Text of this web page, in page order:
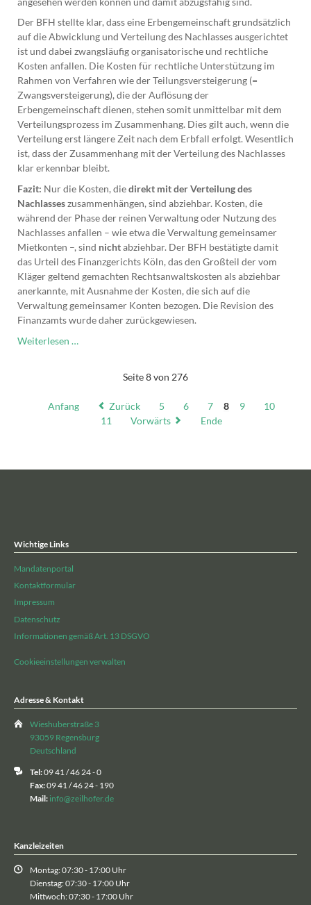
Der BFH stellte klar, dass eine Erbengemeinschaft grundsätzlich
auf die Abwicklung und Verteilung des Nachlasses ausgerichtet
ist und dabei zwangsläufig organisatorische und rechtliche
Kosten anfallen. Die Kosten für rechtliche Unterstützung im
Rahmen von Verfahren wie der Teilungsversteigerung (=
Zwangsversteigerung), die der Auflösung der
Erbengemeinschaft dienen, stehen somit unmittelbar mit dem
Verteilungsprozess im Zusammenhang. Dies gilt auch, wenn die
Verteilung erst längere Zeit nach dem Erbfall erfolgt. Wesentlich
ist, dass der Zusammenhang mit der Verteilung des Nachlasses
klar erkennbar bleibt.
Fazit: Nur die Kosten, diedirekt mit der Verteilung des
Nachlasseszusammenhängen, sind abziehbar. Kosten, die
während der Phase der reinen Verwaltung oder Nutzung des
Nachlasses anfallen – wie etwa die Verwaltung gemeinsamer
Mietkonten –, sind nichtabziehbar. Der BFH bestätigte damit
das Urteil des Finanzgerichts Köln, das den Großteil der vom
Kläger geltend gemachten Rechtsanwaltskosten als abziehbar
anerkannte, mit Ausnahme der Kosten, die sich auf die
Verwaltung gemeinsamer Konten bezogen. Die Revision des
Finanzamts wurde daher zurückgewiesen.
Weiterlesen …
abziehbare
Seite 8 von 276
Anfang Zurück 5 6 7 8 9
10
11
Vorwärts Ende
Wichtige Links
Mandatenportal
Kontaktformular
Impressum
Datenschutz
Informationen gemäß Art. 13 DSGVO
Cookieeinstellungen verwalten
Adresse & Kontakt
Wieshuberstraße 3
93059 Regensburg
Deutschland
Tel:09 41 / 46 24 - 0
Fax:09 41 / 46 24 - 190
Mail: info@zeilhofer.de
Kanzleizeiten
Montag: 07:30 - 17:00 Uhr
Dienstag: 07:30 - 17:00 Uhr
Mittwoch: 07:30 - 17:00 Uhr